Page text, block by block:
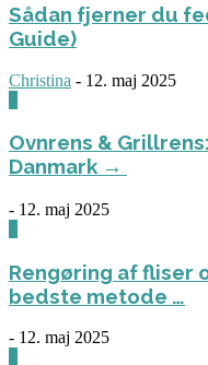
Sådan fjerner du
Guide)
Christina - 12. maj 2025
Ovnrens &
Danmark →
- 12. maj 2025
Rengøring af fliser
bedste metode …
- 12. maj 2025